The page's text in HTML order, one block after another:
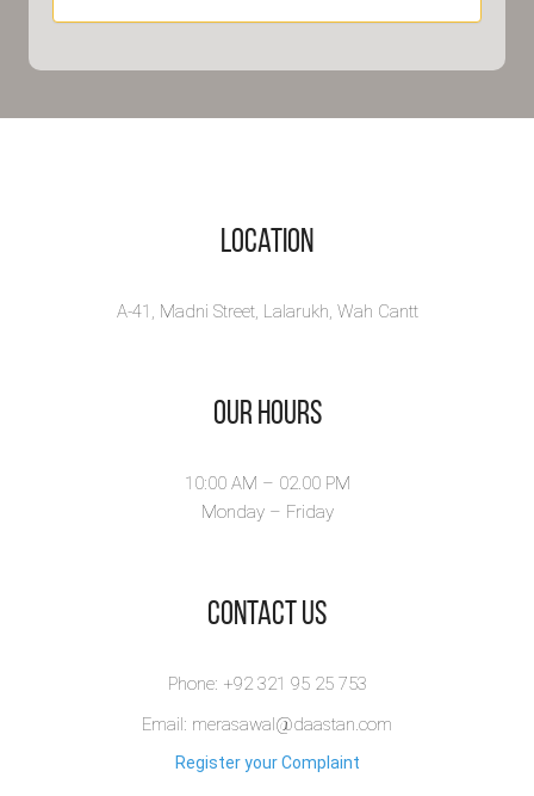
شہر / Pyar
ka teesra
Pyar Ka Teesra Shehr byLocation
A-41, Madni Street, Lalarukh, Wah Cantt
Our Hours
10:00 AM – 02.00 PM
Monday – Friday
​Contact Us
Phone: +92 321 95 25 753
Email: merasawal@daastan.com
Register your Complaint